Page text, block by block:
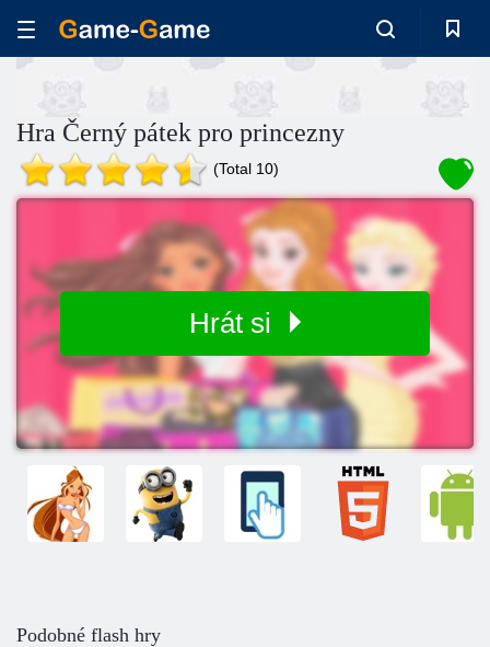
Hra Černý pátek pro princezny
(Total 10)
Hrát si
Podobné flash hry